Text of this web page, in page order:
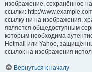
изображение, сохранённое
ссылки: http://
ссылку ни на изображения,
является общедоступным
которым необходима
Hotmail или Yahoo,
ссылок на изображения
Вернуться к началу